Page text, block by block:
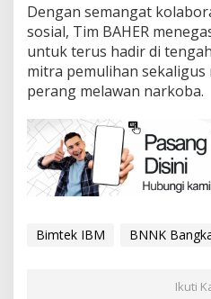
Dengan semangat
sosial, Tim BAHER
untuk terus hadir di
mitra pemulihan
perang melawan narkoba.
Bimtek IBM BNNK
Ikuti